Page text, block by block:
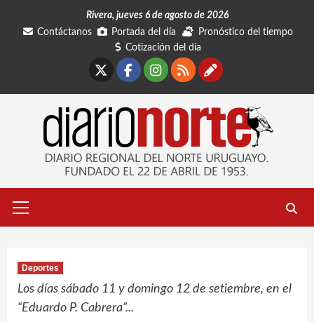
Rivera, jueves 6 de agosto de 2026
Contáctanos
Portada del día
Pronóstico del tiempo
Cotización del día
Facebook
Instagram
RSSContáctanos
primario
Deportes
Los días sábado 11 y domingo 12 de setiembre, en el
“Eduardo P. Cabrera”...